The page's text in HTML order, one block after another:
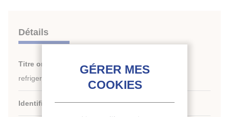
Détails
Titre original :
Integration of supermarket’s CO2
refrigeration system and geothermal storage.
Identifiant de la fiche :30026429